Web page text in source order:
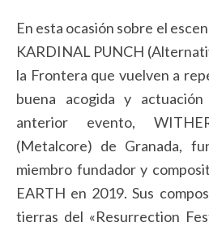
En esta ocasión sobre el
KARDINAL PUNCH
la Frontera que vuelven a
buena acogida y
anterior evento,
(Metalcore) de Granada,
miembro fundador y
EARTH en 2019. Sus
tierras del «Resurrection